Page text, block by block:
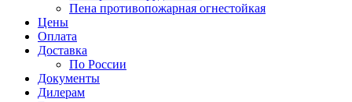
Пена противопожарная огнестойкая
Цены
Оплата
Доставка
По России
Документы
Дилерам